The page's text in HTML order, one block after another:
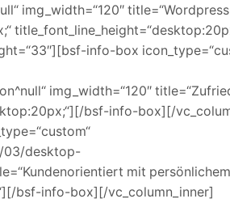
img_width=“120″
info-box
img_width=“120″
bsf-info-box][/
03/desktop-
mit
bsf-info-box][/vc_column_inner]